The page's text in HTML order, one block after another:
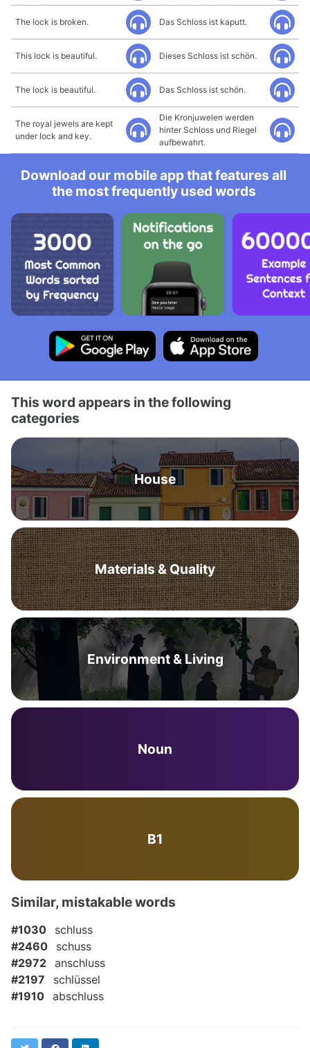
The lock is broken. Das Schloss ist kaputt.
This lock is beautiful. Dieses Schloss ist schön.
The lock is beautiful. Das Schloss ist schön.
The royal jewels are kept
under lock and key.
Die Kronjuwelen werden
hinter Schloss und Riegel
aufbewahrt.
Download our mobile app that features all
the most frequently used words
This word appears in the following
categories
House
Materials & Quality
Environment & Living
Noun
B1
Similar, mistakable words
#1030
schluss
#2460
schuss
#2972 anschluss
#2197
schlüssel
#1910 abschluss